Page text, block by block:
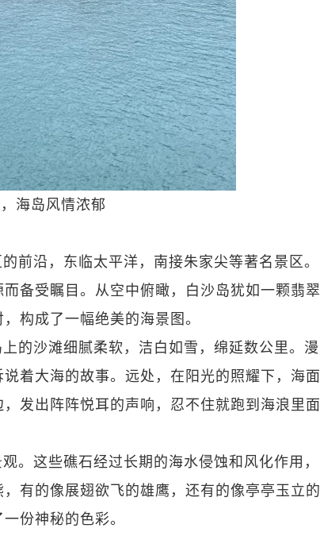
海岛风情浓郁
前沿，东临太平洋，南接朱家尖等著名景区。
备受瞩目。从空中俯瞰，白沙岛犹如一颗翡翠
构成了一幅绝美的海景图。
的沙滩细腻柔软，洁白如雪，绵延数公里。漫
着大海的故事。远处，在阳光的照耀下，海面
发出阵阵悦耳的声响，忍不住就跑到海浪里面
。这些礁石经过长期的海水侵蚀和风化作用，
有的像展翅欲飞的雄鹰，还有的像亭亭玉立的
份神秘的色彩。